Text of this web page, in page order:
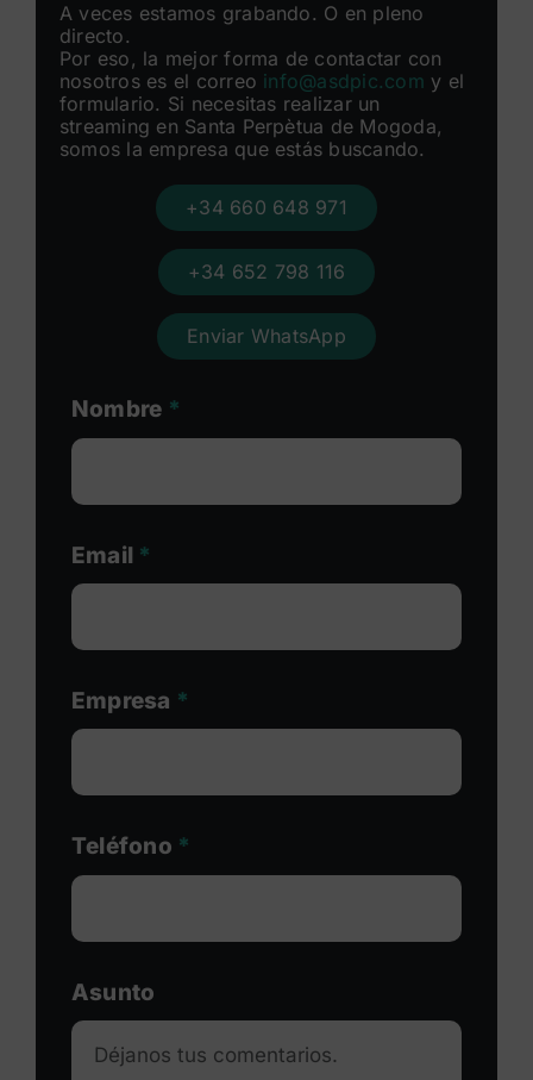
A veces estamos grabando. O en pleno
directo.
Por eso, la mejor forma de contactar con
nosotros es el correo info@asdpic.com y el
formulario. Si necesitas realizar un
streaming en Santa Perpètua de Mogoda,
somos la empresa que estás buscando.
+34 660 648 971
+34 652 798 116
Enviar WhatsApp
Nombre *
Email *
Empresa *
Teléfono *
Asunto